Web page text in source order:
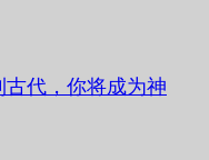
代，你将成为神